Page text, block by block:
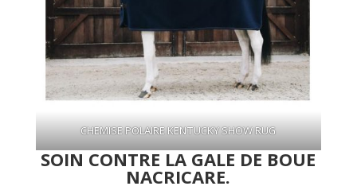
CHEMISE POLAIRE KENTUCKY SHOW RUG
SOIN CONTRE LA GALE DE BOUE
NACRICARE.